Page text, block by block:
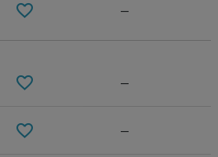
—
—
—